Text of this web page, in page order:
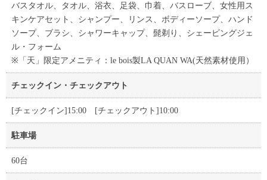
バスタオル、タオル、浴衣、足袋、巾着、バスローブ、女性用ス
キンケアセット、シャンプー、リンス、ボディーソープ、ハンド
ソープ、ブラシ、シャワーキャップ、髭剃り、シェービングジェ
ル・フォーム
※「天」限定アメニティ：le bois製LA QUAN WA(天然素材使用）
チェックイン・チェックアウト
[チェックイン]15:00 [チェックアウト]10:00
駐車場
60台